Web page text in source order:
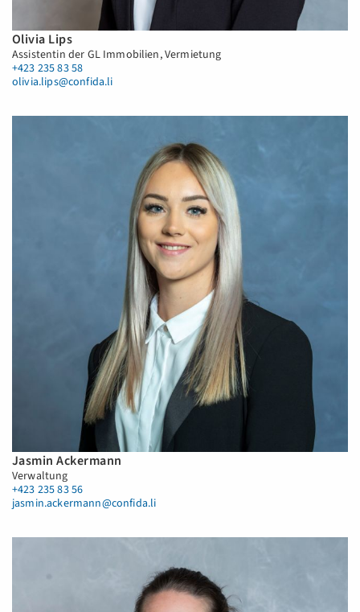
Olivia Lips
Assistentin der GL Immobilien, Vermietung
+423 235 83 58
olivia.lips@confida.li
Jasmin Ackermann
Verwaltung
+423 235 83 56
jasmin.ackermann@confida.li